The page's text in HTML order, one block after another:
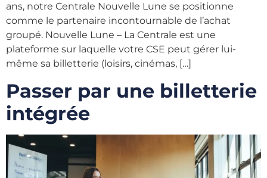
ans, notre Centrale Nouvelle Lune se positionne
comme le partenaire incontournable de l’achat
groupé. Nouvelle Lune – La Centrale est une
plateforme sur laquelle votre CSE peut gérer lui-
même sa billetterie (loisirs, cinémas, […]
Passer par une billetterie
intégrée